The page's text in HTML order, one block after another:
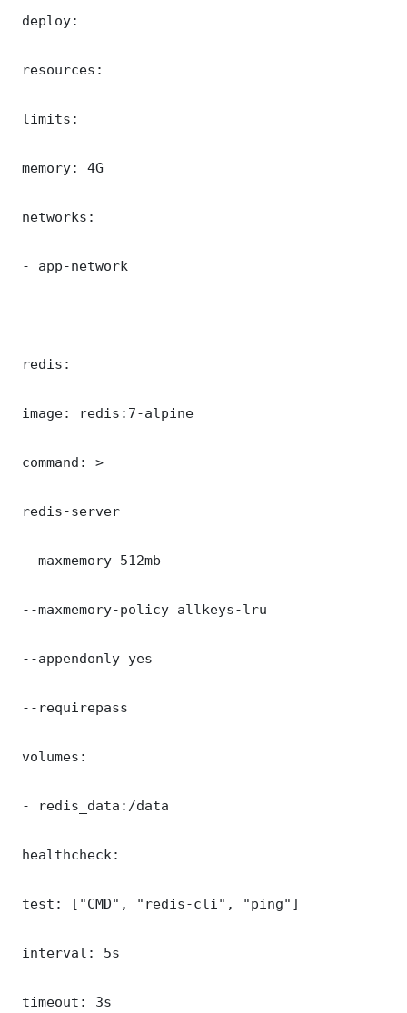
deploy:
resources:
limits:
memory: 4G
networks:
- app-network
redis:
image: redis:7-alpine
command: >
redis-server
--maxmemory 512mb
--maxmemory-policy allkeys-lru
--appendonly yes
--requirepass
volumes:
- redis_data:/data
healthcheck:
test: ["CMD", "redis-cli", "ping"]
interval: 5s
timeout: 3s